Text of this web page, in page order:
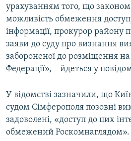
урахуванням того, що
можливість обмеження
інформації, прокурор району
заяви до суду про визнання
забороненої до розміщення на
Федерації», – йдеться у
У відомстві зазначили, що
судом Сімферополя позовні
задоволені, «доступ до цих
обмежений Роскомнаглядом».